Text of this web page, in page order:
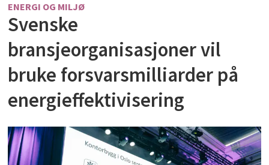
ENERGI OG MILJØ
Svenske
bransjeorganisasjoner vil
bruke forsvarsmilliarder på
energieffektivisering